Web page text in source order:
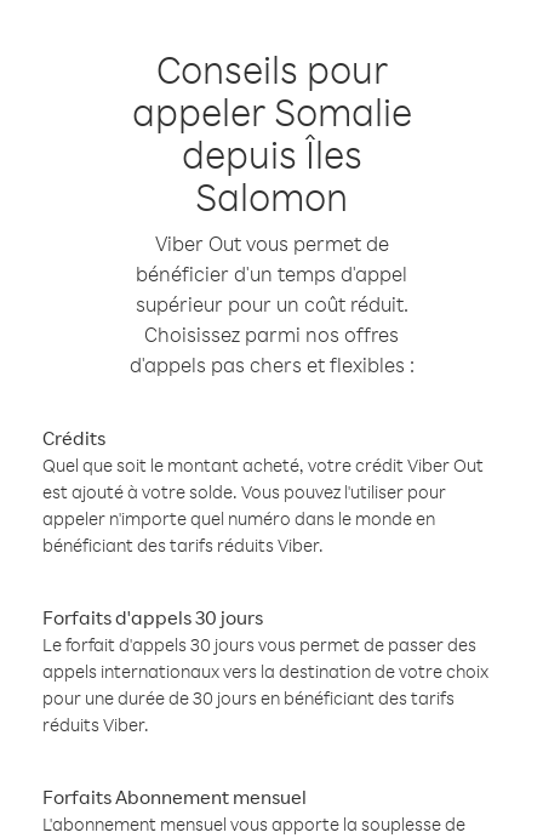
Conseils pour
appeler Somalie
depuis Îles
Salomon
Viber Out vous permet de
bénéficier d'un temps d'appel
supérieur pour un coût réduit.
Choisissez parmi nos offres
d'appels pas chers et flexibles :
Crédits
Quel que soit le montant acheté, votre crédit Viber Out
est ajouté à votre solde. Vous pouvez l'utiliser pour
appeler n'importe quel numéro dans le monde en
bénéficiant des tarifs réduits Viber.
Forfaits d'appels 30 jours
Le forfait d'appels 30 jours vous permet de passer des
appels internationaux vers la destination de votre choix
pour une durée de 30 jours en bénéficiant des tarifs
réduits Viber.
Forfaits Abonnement mensuel
L'abonnement mensuel vous apporte la souplesse de